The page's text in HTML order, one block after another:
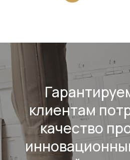
клиентам
качество